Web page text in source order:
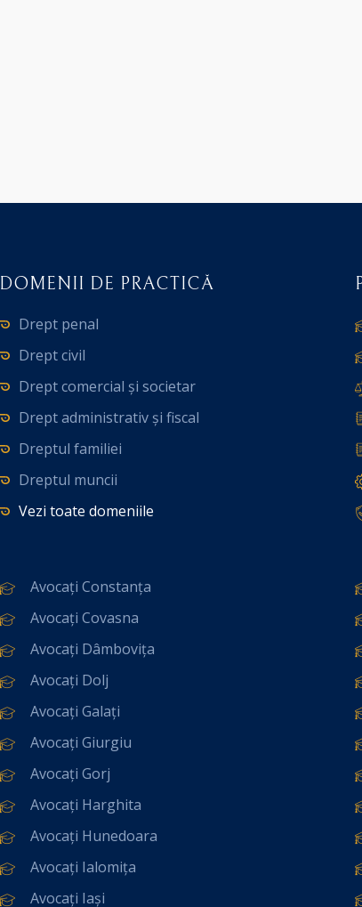
DOMENII DE PRACTICĂ
Drept penal
Drept civil
Drept comercial și societar
Drept administrativ și fiscal
Dreptul familiei
Dreptul muncii
Vezi toate domeniile
Avocați Constanța
Avocați Covasna
Avocați Dâmbovița
Avocați Dolj
Avocați Galați
Avocați Giurgiu
Avocați Gorj
Avocați Harghita
Avocați Hunedoara
Avocați Ialomița
Avocați Iași